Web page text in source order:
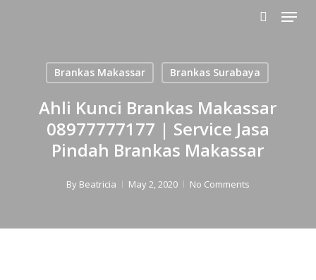
Menu
Brankas Makassar Brankas Surabaya
Ahli Kunci Brankas Makassar
08977777177 | Service Jasa
Pindah Brankas Makassar
By Beatricia May 2, 2020 No Comments